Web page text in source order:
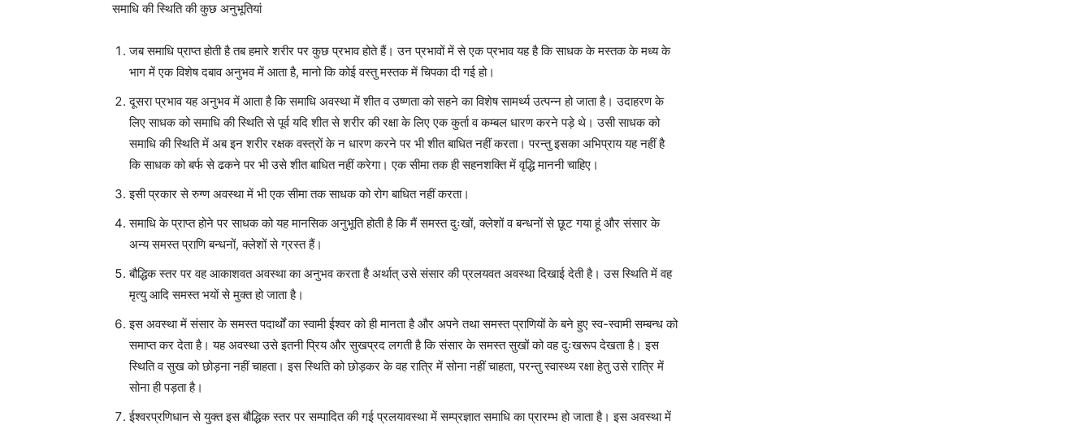
समाधि की स्थिति की कुछ अनुभूतियां
जब समाधि प्राप्त होती है तब हमारे शरीर पर कुछ प्रभाव होते हैं। उन प्रभावों में से एक प्रभाव यह है कि साधक के मस्तक के मध्य के
भाग में एक विशेष दबाव अनुभव में आता है, मानो कि कोई वस्तु मस्तक में चिपका दी गई हो।
दूसरा प्रभाव यह अनुभव में आता है कि समाधि अवस्था में शीत व उष्णता को सहने का विशेष सामर्थ्य उत्पन्न हो जाता है। उदाहरण के
लिए साधक को समाधि की स्थिति से पूर्व यदि शीत से शरीर की रक्षा के लिए एक कुर्ता व कम्बल धारण करने पड़े थे। उसी साधक को
समाधि की स्थिति में अब इन शरीर रक्षक वस्त्रों के न धारण करने पर भी शीत बाधित नहीं करता। परन्तु इसका अभिप्राय यह नहीं है
कि साधक को बर्फ से ढकने पर भी उसे शीत बाधित नहीं करेगा। एक सीमा तक ही सहनशक्ति में वृद्धि माननी चाहिए।
इसी प्रकार से रुग्ण अवस्था में भी एक सीमा तक साधक को रोग बाधित नहीं करता।
समाधि के प्राप्त होने पर साधक को यह मानसिक अनुभूति होती है कि मैं समस्त दुःखों, क्लेशों व बन्धनों से छूट गया हूं और संसार के
अन्य समस्त प्राणि बन्धनों, क्लेशों से ग्रस्त हैं।
बौद्धिक स्तर पर वह आकाशवत अवस्था का अनुभव करता है अर्थात् उसे संसार की प्रलयवत अवस्था दिखाई देती है। उस स्थिति में वह
मृत्यु आदि समस्त भयों से मुक्त हो जाता है।
इस अवस्था में संसार के समस्त पदार्थों का स्वामी ईश्वर को ही मानता है और अपने तथा समस्त प्राणियों के बने हुए स्व-स्वामी सम्बन्ध को
समाप्त कर देता है। यह अवस्था उसे इतनी प्रिय और सुखप्रद लगती है कि संसार के समस्त सुखों को वह दुःखरूप देखता है। इस
स्थिति व सुख को छोड़ना नहीं चाहता। इस स्थिति को छोड़कर के वह रात्रि में सोना नहीं चाहता, परन्तु स्वास्थ्य रक्षा हेतु उसे रात्रि में
सोना ही पड़ता है।
ईश्वरप्रणिधान से युक्त इस बौद्धिक स्तर पर सम्पादित की गई प्रलयावस्था में सम्प्रज्ञात समाधि का प्रारम्भ हो जाता है। इस अवस्था में